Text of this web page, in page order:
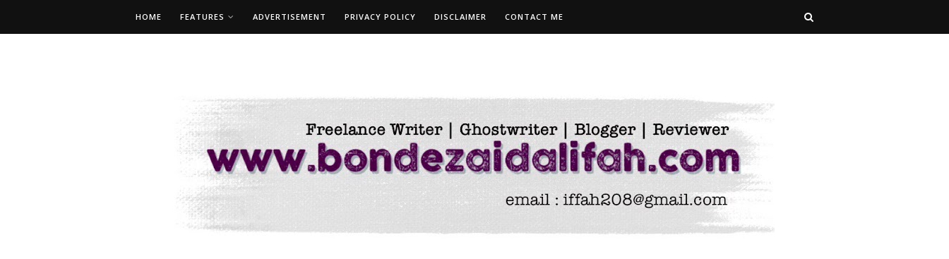
HOME FEATURES ADVERTISEMENT PRIVACY POLICY DISCLAIMER CONTACT ME